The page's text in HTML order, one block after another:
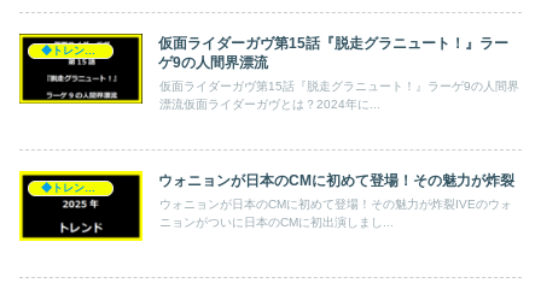
仮面ライダーガヴ第15話『脱走グラニュート！』ラー
ゲ9の人間界漂流
仮面ライダーガヴ第15話『脱走グラニュート！』ラーゲ9の人間界
漂流仮面ライダーガヴとは？2024年に...
ウォニョンが日本のCMに初めて登場！その魅力が炸裂
ウォニョンが日本のCMに初めて登場！その魅力が炸裂IVEのウォ
ニョンがついに日本のCMに初出演しまし...